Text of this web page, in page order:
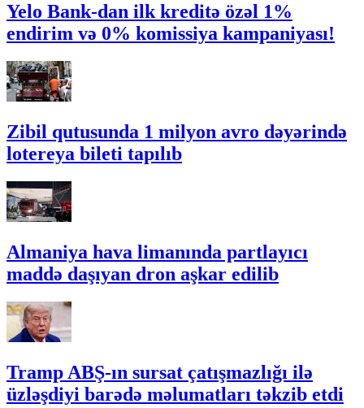
Yelo Bank-dan ilk kreditə özəl 1%
endirim və 0% komissiya kampaniyası!
Zibil qutusunda 1 milyon avro dəyərində
lotereya bileti tapılıb
Almaniya hava limanında partlayıcı
maddə daşıyan dron aşkar edilib
Tramp ABŞ-ın sursat çatışmazlığı ilə
üzləşdiyi barədə məlumatları təkzib etdi